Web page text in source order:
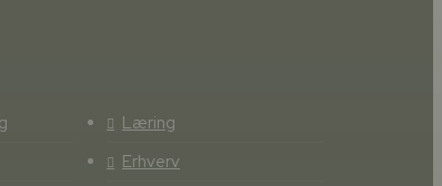
Læring
Erhverv